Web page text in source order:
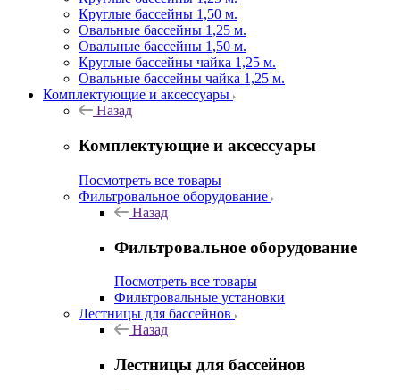
Круглые бассейны 1,50 м.
Овальные бассейны 1,25 м.
Овальные бассейны 1,50 м.
Круглые бассейны чайка 1,25 м.
Овальные бассейны чайка 1,25 м.
Комплектующие и аксессуары
Назад
Комплектующие и аксессуары
Посмотреть все товары
Фильтровальное оборудование
Назад
Фильтровальное оборудование
Посмотреть все товары
Фильтровальные установки
Лестницы для бассейнов
Назад
Лестницы для бассейнов